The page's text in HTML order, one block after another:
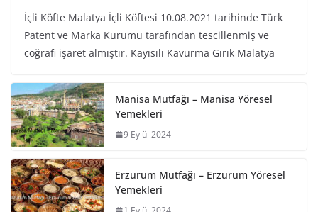
İçli Köfte Malatya İçli Köftesi 10.08.2021 tarihinde Türk
Patent ve Marka Kurumu tarafından tescillenmiş ve
coğrafi işaret almıştır. Kayısılı Kavurma Gırık Malatya
Manisa Mutfağı – Manisa Yöresel
Yemekleri
9 Eylül 2024
Erzurum Mutfağı – Erzurum Yöresel
Yemekleri